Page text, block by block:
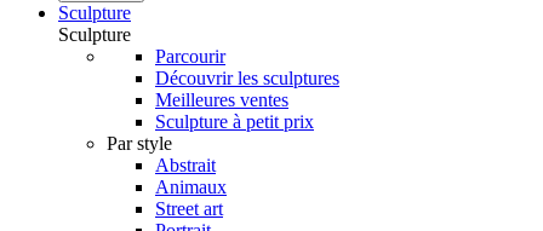
Sculpture
Sculpture
Parcourir
Découvrir les sculptures
Meilleures ventes
Sculpture à petit prix
Par style
Abstrait
Animaux
Street art